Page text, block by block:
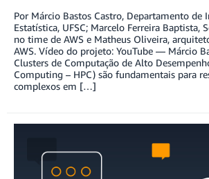
Por Márcio Bastos Castro, Departamento de
Estatística, UFSC; Marcelo Ferreira Baptista,
no time de AWS e Matheus Oliveira,
AWS. Vídeo do projeto: YouTube — Márcio
Clusters de Computação de Alto
Computing – HPC) são fundamentais para
complexos em […]